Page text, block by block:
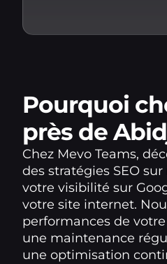
Pourquoi
près de
Chez Mevo Teams,
des stratégies SEO
votre visibilité sur
votre site internet.
performances de
une maintenance
une optimisation